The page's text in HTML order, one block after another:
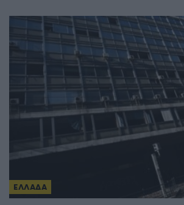
ΕΛΛΑΔΑ